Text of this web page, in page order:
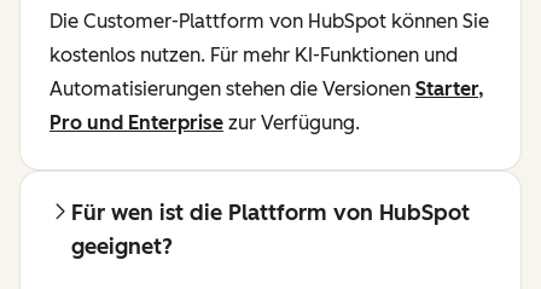
Die Customer-Plattform von HubSpot können Sie
kostenlos nutzen. Für mehr KI-Funktionen und
Automatisierungen stehen die Versionen Starter,
Pro und Enterprise zur Verfügung.
Für wen ist die Plattform von HubSpot
geeignet?